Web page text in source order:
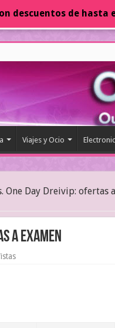
Viajes y Ocio
One Day Dreivip: ofertas a
a examen
descuentos de hasta